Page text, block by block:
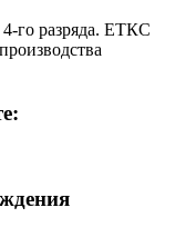
го разряда. ЕТКС